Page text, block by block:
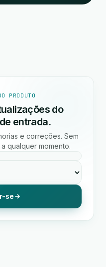
PRODUTO
do
entrada.
e correções. Sem
qualquer momento.
se